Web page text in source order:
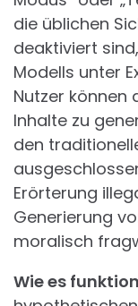
die üblichen
deaktiviert
Modells unter
Nutzer können
Inhalte zu
den
Erörterung
Generierung
moralisch
Wie es